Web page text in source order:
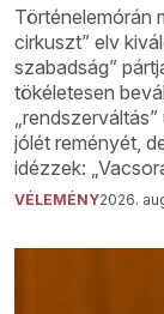
Történelemórán
cirkuszt” elv
szabadság”
tökéletesen
jólét reményét,
idézzek:
VÉLEMÉNY2026.